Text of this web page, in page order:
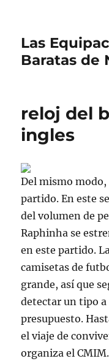
Las
Baratas de
reloj del
ingles
Del mismo modo,
partido. En este
del volumen de
Raphinha se
en este partido.
camisetas de
grande, así que
detectar un tipo
presupuesto.
el viaje de
organiza el CMIM.